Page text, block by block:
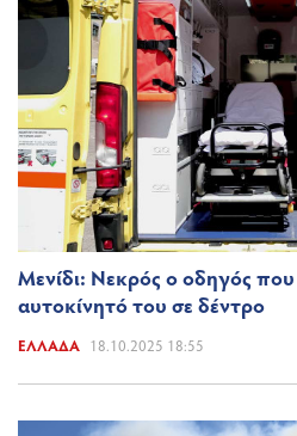
Μενίδι: Νεκρός ο οδηγός
αυτοκίνητό του σε δέντρο
ΕΛΛΆΔΑ 18.10.2025 18:55